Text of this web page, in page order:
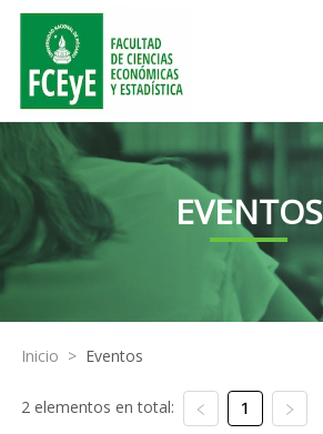
EVENTOS
Inicio > Eventos
2 elementos en total: 1